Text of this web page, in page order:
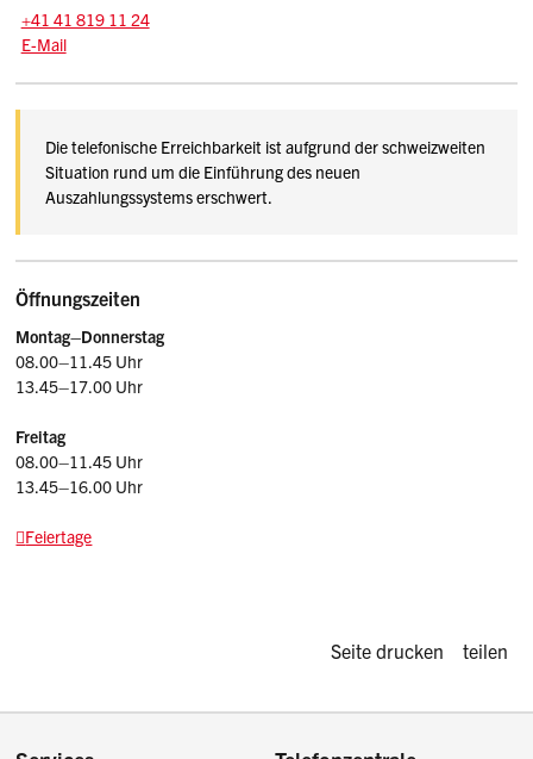
Tel.:
+41 41 819 11 24
E-Mail: alk.vd
E-Mail
Die telefonische Erreichbarkeit ist aufgrund der schweizweiten
Situation rund um die Einführung des neuen
Auszahlungssystems erschwert.
Öffnungszeiten
Montag–Donnerstag
08.00–11.45 Uhr
13.45–17.00 Uhr
Freitag
08.00–11.45 Uhr
13.45–16.00 Uhr
Feiertage
Diese Seite
Seite drucken teilen